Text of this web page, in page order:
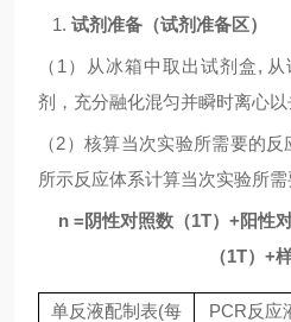
1. 试剂准备（试剂准备区）
（ 1 ）从冰箱中取出试剂盒,
剂，充分融化混匀并瞬时离心以
（2）核算当次实验所需要的反
所示反应体系计算当次实验所需
n = 阴性对照数（1T） +阳性
（1T） +
单反液配制表(每
PCR反应